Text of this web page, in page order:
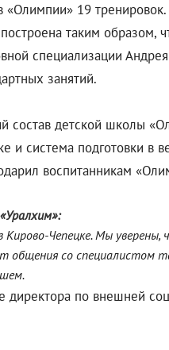
19
таким образом,
специализации
занятий.
состав детской школы
и система подготовки в
воспитанникам
Чепецке. Мы
общения со специалистом
директора по внешней